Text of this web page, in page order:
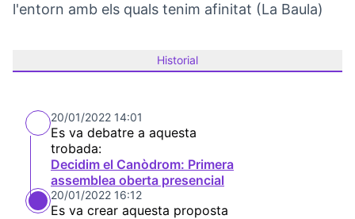
l'entorn amb els quals tenim afinitat (La Baula)
Historial
20/01/2022 14:01
Es va debatre a aquesta
trobada:
Decidim el Canòdrom: Primera
assemblea oberta presencial
20/01/2022 16:12
Es va crear aquesta proposta